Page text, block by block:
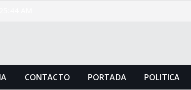
CONTACTO PORTADA POLITICA